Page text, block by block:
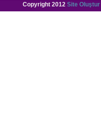
Copyright 2012 Site Oluştur